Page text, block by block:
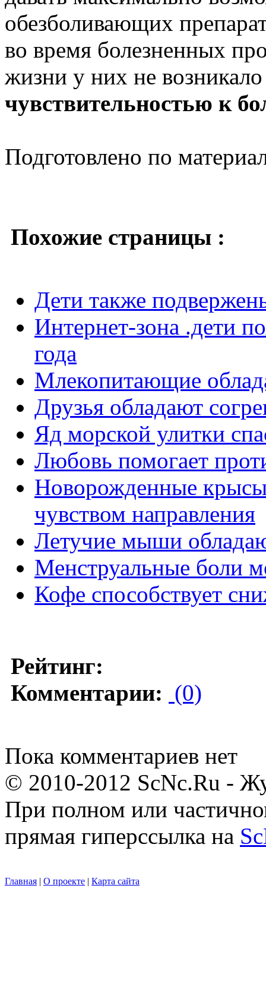
обезболивающих
во время болезненных
жизни у них не
чувствительностью к
Подготовлено по
Похожие страницы :
Дети также
Интернет-зона .дети
года
Млекопитающие
Друзья обладают
Яд морской улитки
Любовь помогает
Новорожденные
чувством направления
Летучие мыши
Менструальные боли
Кофе способствует
Рейтинг:
Комментарии: (0)
Пока комментариев нет
© 2010-2012 ScNc.Ru -
При полном или
прямая гиперссылка на
Главная | О проекте | Карта сайта